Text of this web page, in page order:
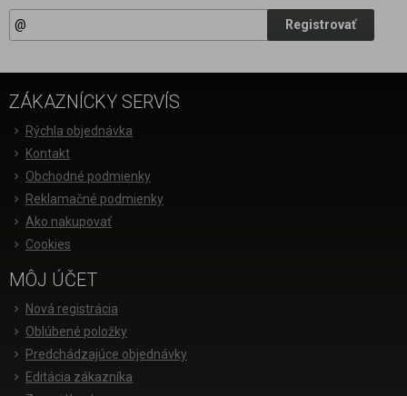
Registrovať
ZÁKAZNÍCKY SERVÍS
Rýchla objednávka
Kontakt
Obchodné podmienky
Reklamačné podmienky
Ako nakupovať
Cookies
MÔJ ÚČET
Nová registrácia
Oblúbené položky
Predchádzajúce objednávky
Editácia zákazníka